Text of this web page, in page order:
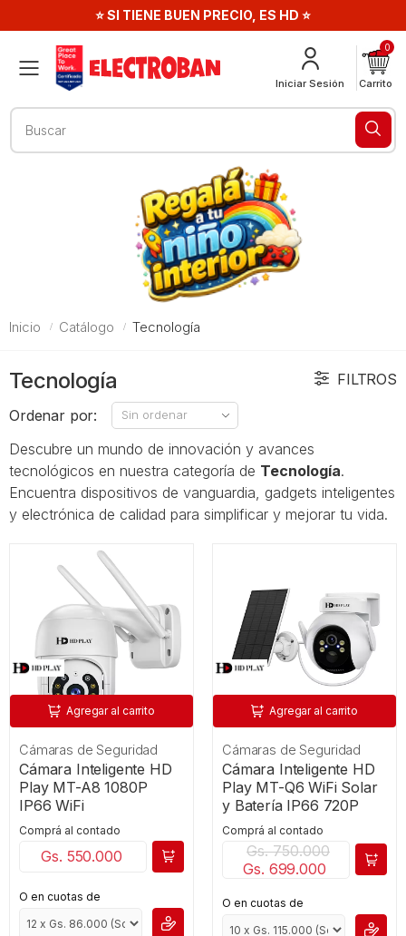
⭐ SI TIENE BUEN PRECIO, ES HD ⭐
Menú
Buscar
Iniciar Sesión
0
Carrito
Inicio Catálogo Tecnología
Tecnología
FILTROS
Ordenar por:
Descubre un mundo de innovación y avances
tecnológicos en nuestra categoría de Tecnología.
Encuentra dispositivos de vanguardia, gadgets inteligentes
y electrónica de calidad para simplificar y mejorar tu vida.
Agregar al carrito
Cámaras de Seguridad
Cámara Inteligente HD
Play MT-A8 1080P
IP66 WiFi
Comprá al contado
Gs. 550.000
O en cuotas de
Agregar al carrito
Cámaras de Seguridad
Cámara Inteligente HD
Play MT-Q6 WiFi Solar
y Batería IP66 720P
Comprá al contado
Gs. 699.000
Gs. 750.000
O en cuotas de